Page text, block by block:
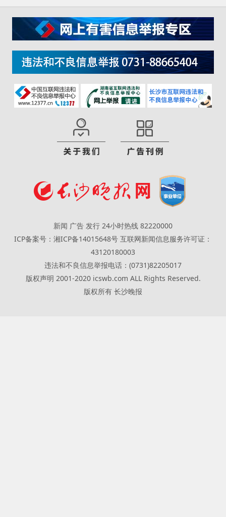
新闻 广告 发行 24小时热线 82220000
ICP备案号：湘ICP备14015648号 互联网新闻信息服务许可证：
43120180003
违法和不良信息举报电话：(0731)82205017
版权声明 2001-2020 icswb.com ALL Rights Reserved.
版权所有 长沙晚报